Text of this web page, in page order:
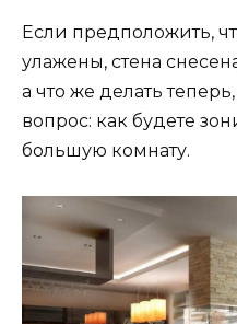
Если предположить,
улажены, стена
а что же делать
вопрос: как будете
большую комнату.